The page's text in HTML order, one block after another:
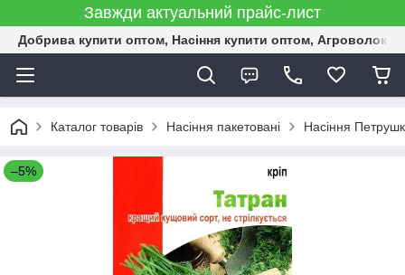
Завжди актуальний прайс-лист
Добрива купити оптом, Насіння купити оптом,
Каталог товарів Насіння пакетовані Насіння
–5%